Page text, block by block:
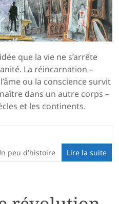
que la vie ne s’arrête
La réincarnation –
ou la conscience survit
dans un autre corps –
et les continents.
peu d'histoire Lire la suite